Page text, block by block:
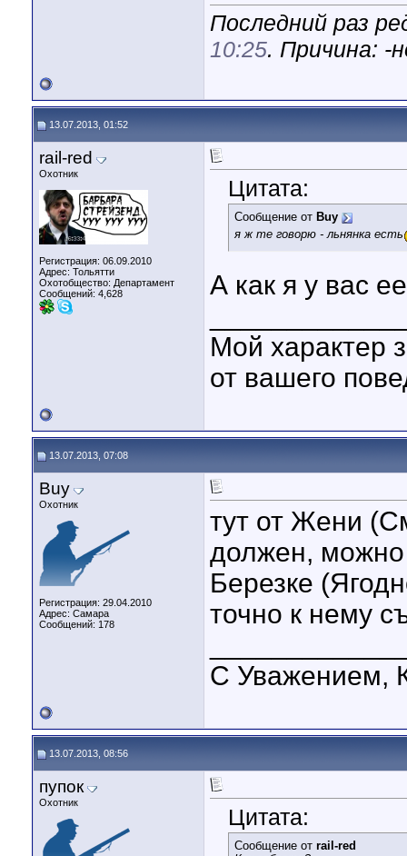
Последний раз
10:25. Причина: -
13.07.2013, 01:52
rail-red
Охотник
Регистрация: 06.09.2010
Адрес: Тольятти
Охотобщество: Департамент
Сообщений: 4,628
Цитата:
Сообщение от Buy
я ж те говорю - льнянка есть
А как я у вас
Мой характер
от вашего
13.07.2013, 07:08
Buy
Охотник
Регистрация: 29.04.2010
Адрес: Самара
Сообщений: 178
тут от Жени
должен,
Березке
точно к нему
С Уважением,
13.07.2013, 08:56
пупок
Охотник
Цитата:
Сообщение от rail-red